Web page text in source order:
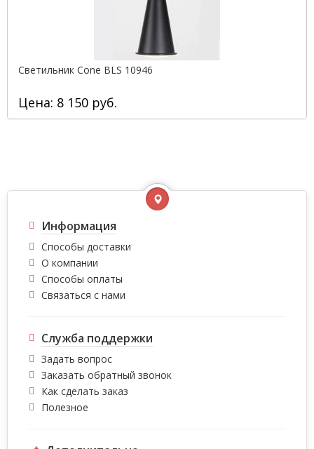
Светильник Cone BLS 10946
Цена: 8 150 руб.
Информация
Способы доставки
О компании
Способы оплаты
Связаться с нами
Служба поддержки
Задать вопрос
Заказать обратный звонок
Как сделать заказ
Полезное